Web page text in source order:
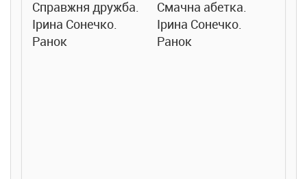
Справжня дружба.
Ірина Сонечко.
Ранок
Смачна абетка.
Ірина Сонечко.
Ранок